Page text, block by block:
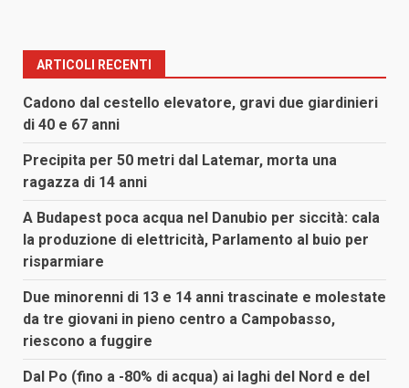
ARTICOLI RECENTI
Cadono dal cestello elevatore, gravi due giardinieri
di 40 e 67 anni
Precipita per 50 metri dal Latemar, morta una
ragazza di 14 anni
A Budapest poca acqua nel Danubio per siccità: cala
la produzione di elettricità, Parlamento al buio per
risparmiare
Due minorenni di 13 e 14 anni trascinate e molestate
da tre giovani in pieno centro a Campobasso,
riescono a fuggire
Dal Po (fino a -80% di acqua) ai laghi del Nord e del